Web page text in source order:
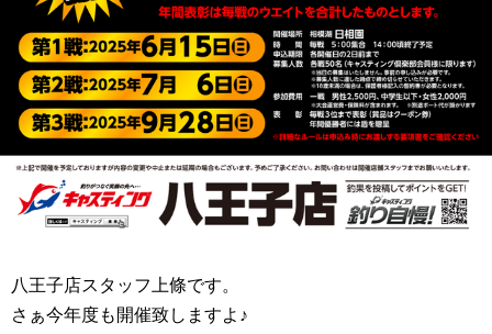
八王子店スタッフ上條です。
さぁ今年度も開催致しますよ♪